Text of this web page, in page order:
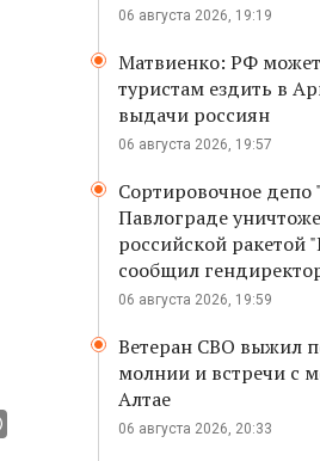
06 августа 2026, 19:19
Матвиенко: РФ может
туристам ездить в
выдачи россиян
06 августа 2026, 19:57
Сортировочное депо
Павлограде
российской ракетой
сообщил
06 августа 2026, 19:59
Ветеран СВО выжил
молнии и встречи с
Алтае
06 августа 2026, 20:33